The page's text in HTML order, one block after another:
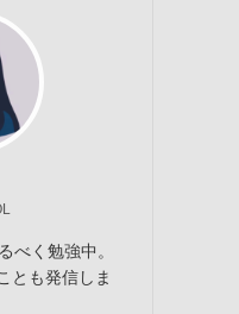
べく勉強中。
とも発信しま